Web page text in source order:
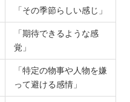
「その季節らしい感じ」
「期待できるような感
覚」
「特定の物事や人物を嫌
って避ける感情」